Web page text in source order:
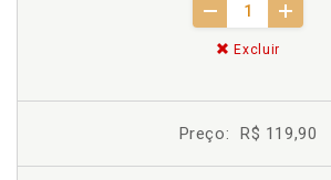
Excluir
Preço: R$ 119,90